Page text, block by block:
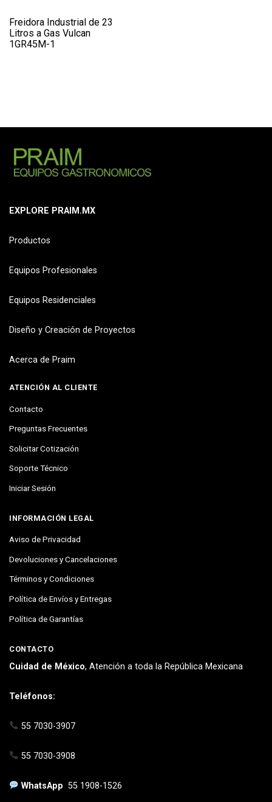
Freidora Industrial de 23
Litros a Gas Vulcan
1GR45M-1
EXPLORE PRAIM.MX
Productos
Equipos Profesionales
Equipos Residenciales
Diseño y Creación de Proyectos
Acerca de Praim
ATENCIÓN AL CLIENTE
Contacto
Preguntas Frecuentes
Solicitar Cotización
Soporte Técnico
Iniciar Sesión
INFORMACIÓN LEGAL
Aviso de Privacidad
Devoluciones y Cancelaciones
Términos y Condiciones
Política de Envíos y Entregas
Política de Garantías
CONTACTO
Cuidad de México, Atención a toda la República Mexicana
Teléfonos:
55 7030-3907
55 7030-3908
WhatsApp55 1908-1526